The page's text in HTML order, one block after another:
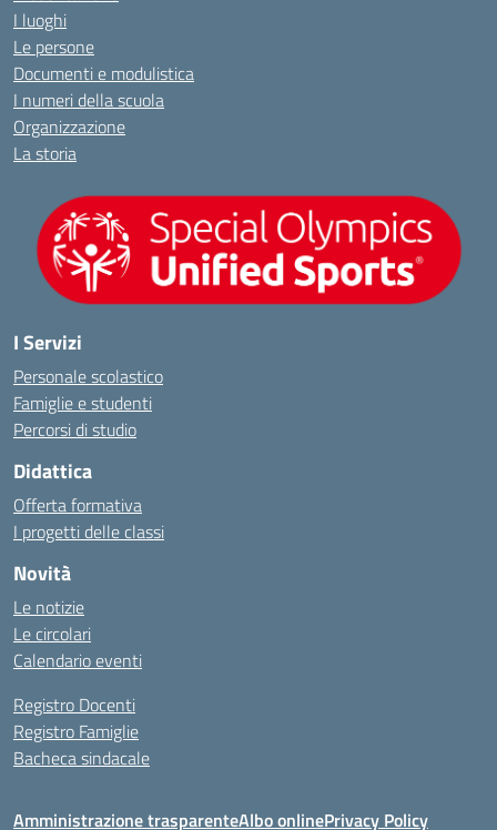
I luoghi
Le persone
Documenti e modulistica
I numeri della scuola
Organizzazione
La storia
I Servizi
Personale scolastico
Famiglie e studenti
Percorsi di studio
Didattica
Offerta formativa
I progetti delle classi
Novità
Le notizie
Le circolari
Calendario eventi
Registro Docenti
Registro Famiglie
Bacheca sindacale
Amministrazione trasparenteAlbo onlinePrivacy Policy